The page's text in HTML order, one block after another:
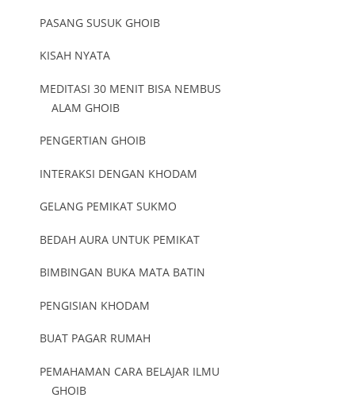
PASANG SUSUK GHOIB
KISAH NYATA
MEDITASI 30 MENIT BISA NEMBUS
ALAM GHOIB
PENGERTIAN GHOIB
INTERAKSI DENGAN KHODAM
GELANG PEMIKAT SUKMO
BEDAH AURA UNTUK PEMIKAT
BIMBINGAN BUKA MATA BATIN
PENGISIAN KHODAM
BUAT PAGAR RUMAH
PEMAHAMAN CARA BELAJAR ILMU
GHOIB